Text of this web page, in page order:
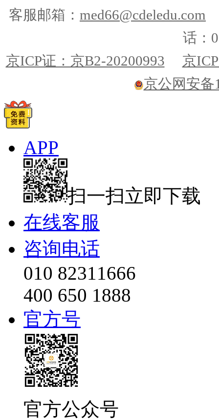
客服邮箱： med66@cdeledu.com
话：
京ICP证：京B2-20200993
京
京公网安备
APP
扫一扫立即下载
在线客服
咨询电话
010 82311666
400 650 1888
官方号
官方公众号